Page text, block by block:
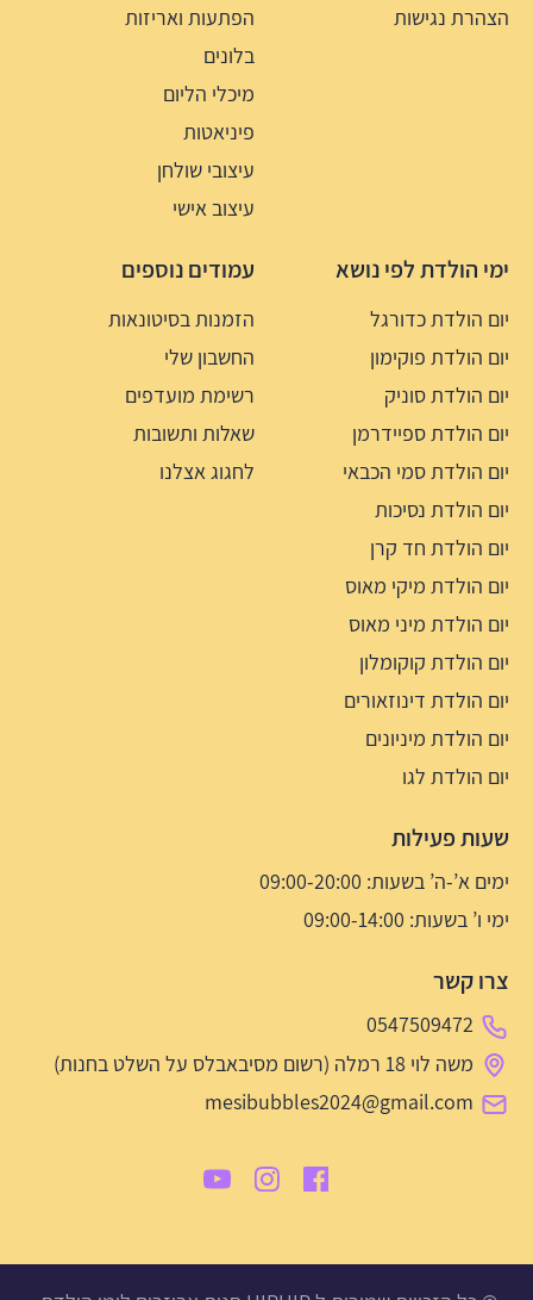
הצהרת נגישות
הפתעות ואריזות
בלונים
מיכלי הליום
פיניאטות
עיצובי שולחן
עיצוב אישי
ימי הולדת לפי נושא
יום הולדת כדורגל
יום הולדת פוקימון
יום הולדת סוניק
יום הולדת ספיידרמן
יום הולדת סמי הכבאי
יום הולדת נסיכות
יום הולדת חד קרן
יום הולדת מיקי מאוס
יום הולדת מיני מאוס
יום הולדת קוקומלון
יום הולדת דינוזאורים
יום הולדת מיניונים
יום הולדת לגו
עמודים נוספים
הזמנות בסיטונאות
החשבון שלי
רשימת מועדפים
שאלות ותשובות
לחגוג אצלנו
שעות פעילות
ימים א’-ה’ בשעות: 09:00-20:00
ימי ו’ בשעות: 09:00-14:00
צרו קשר
0547509472
משה לוי 18 רמלה (רשום מסיבאבלס על השלט בחנות)
mesibubbles2024@gmail.com